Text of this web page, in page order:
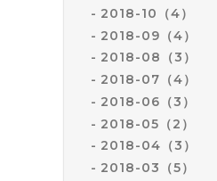
2018-10（4）
2018-09（4）
2018-08（3）
2018-07（4）
2018-06（3）
2018-05（2）
2018-04（3）
2018-03（5）